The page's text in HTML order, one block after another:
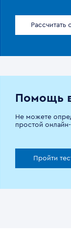
Рассчитать
Помощь
Не можете
простой
Пройти